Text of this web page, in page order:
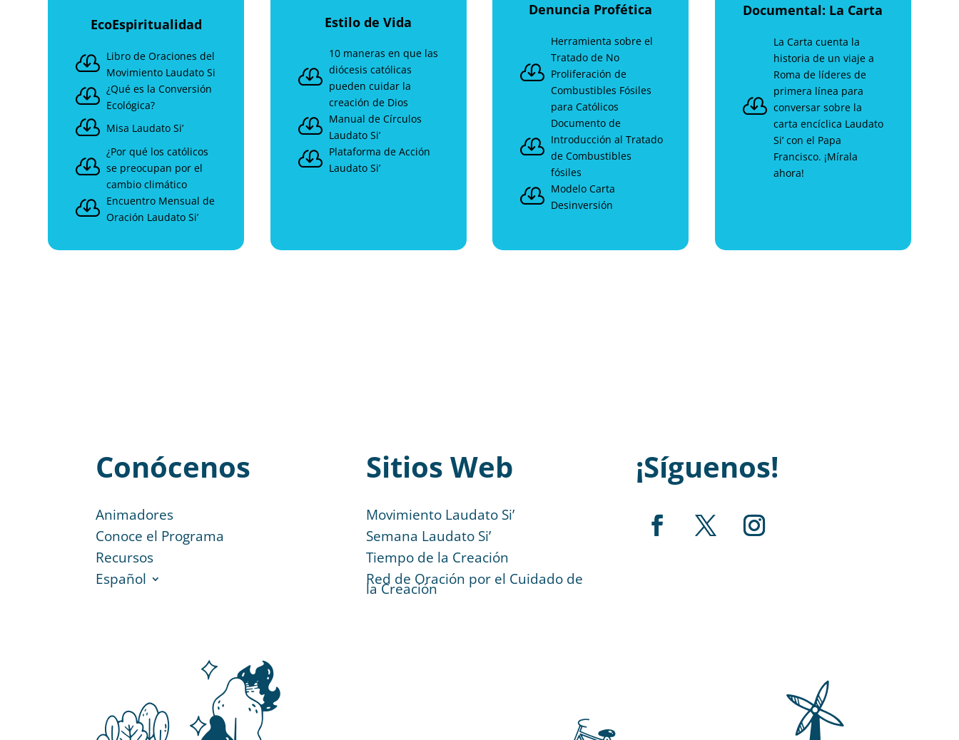
EcoEspiritualidad
 Libro de Oraciones del
Movimiento Laudato Si
 ¿Qué es la Conversión
Ecológica?
 Misa Laudato Si’

¿Por qué los católicos
se preocupan por el
cambio climático
 Encuentro Mensual de
Oración Laudato Si’
Estilo de Vida

10 maneras en que las
diócesis católicas
pueden cuidar la
creación de Dios
 Manual de Círculos
Laudato Si’
 Plataforma de Acción
Laudato Si’
Denuncia Profética

Herramienta sobre el
Tratado de No
Proliferación de
Combustibles Fósiles
para Católicos

Documento de
Introducción al Tratado
de Combustibles
fósiles
 Modelo Carta
Desinversión
Documental: La Carta

La Carta cuenta la
historia de un viaje a
Roma de líderes de
primera línea para
conversar sobre la
carta encíclica Laudato
Si’ con el Papa
Francisco. ¡Mírala
ahora!
Conócenos
Animadores
Conoce el Programa
Recursos
Español
Sitios Web
Movimiento Laudato Si’
Semana Laudato Si’
Tiempo de la Creación
Red de Oración por el Cuidado de
la Creación
¡Síguenos!